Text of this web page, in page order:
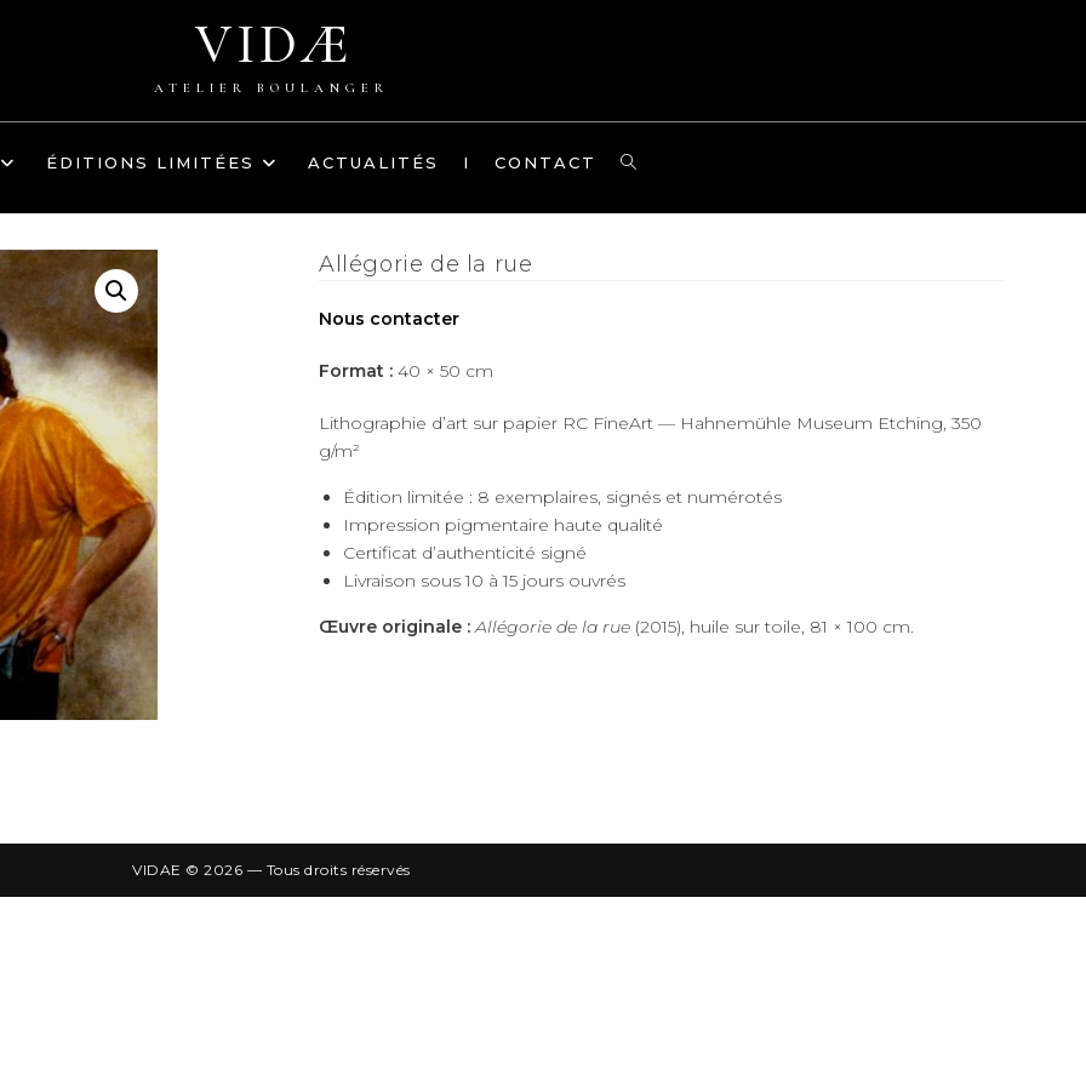
VIDÆ
ATELIER BOULANGER
ÉDITIONS LIMITÉES ACTUALITÉS I CONTACT
TOGGLE
Allégorie de la rue
Nous contacter
Format : 40 × 50 cm
Lithographie d’art sur papier RC FineArt — Hahnemühle Museum Etching, 350
g/m²
Édition limitée : 8 exemplaires, signés et numérotés
Impression pigmentaire haute qualité
Certificat d’authenticité signé
Livraison sous 10 à 15 jours ouvrés
Œuvre originale :Allégorie de la rue (2015), huile sur toile, 81 × 100 cm.
VIDAE © 2026 — Tous droits réservés